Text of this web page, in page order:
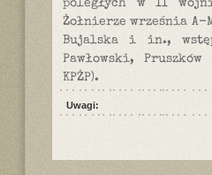
poległych w II
Żołnierze września A-
Bujalska i in.,
Pawłowski,
KPŻP).
Uwagi: